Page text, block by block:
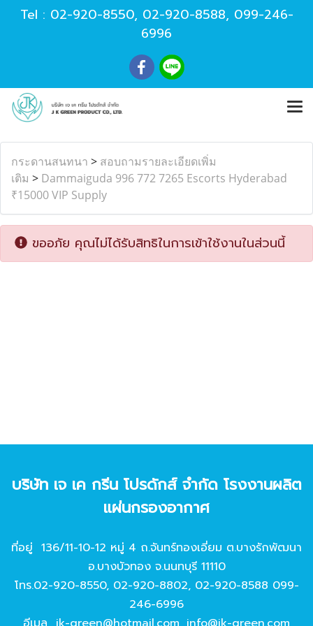
Tel : 02-920-8550, 02-920-8588, 099-246-
6996
กระดานสนทนา > สอบถามรายละเอียดเพิ่ม
เติม > Dammaiguda 996 772 7265 Escorts Hyderabad
₹15000 VIP Supply
ขออภัย คุณไม่ได้รับสิทธิในการเข้าใช้งานในส่วนนี้
บริษัท เจ เค กรีน โปรดักส์ จํากัด โรงงานผลิต
แผ่นกรองอากาศ
ที่อยู่ 136/11-10-12 หมู่ 4 ถ.จันทร์ทองเอี่ยม ต.บางรักพัฒนา
อ.บางบัวทอง จ.นนทบุรี 11110
โทร.02-920-8550, 02-920-8802, 02-920-8588 099-
246-6996